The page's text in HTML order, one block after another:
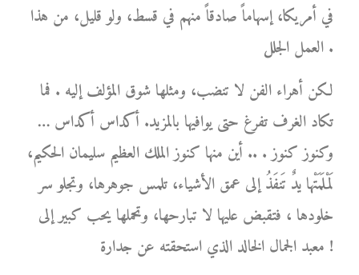
في أمريكا، إسهاماً صادقاً منهم في قسط، ولو قليل، من هذا
العمل الجلل .
لكن أهراء الفن لا تنضب، ومثلها شوق المؤلف إليه . فما
تكاد الغرف تفرغ حتى يوافيها بالمزيد. أكداس أكداس …
وكنوز كنوز . .. أين منها كنوز الملك العظيم سليمان الحكيم،
لَمْلَمَتْها يدٌ تَنفَذُ إلى عمق الأشياء، تلمس جوهرها، وتجلو سر
خلودها ، فتقبض عليها لا تبارحها، وتحملها يحب كبير إلى
معبد الجمال الخالد الذي استحقته عن جدارة !